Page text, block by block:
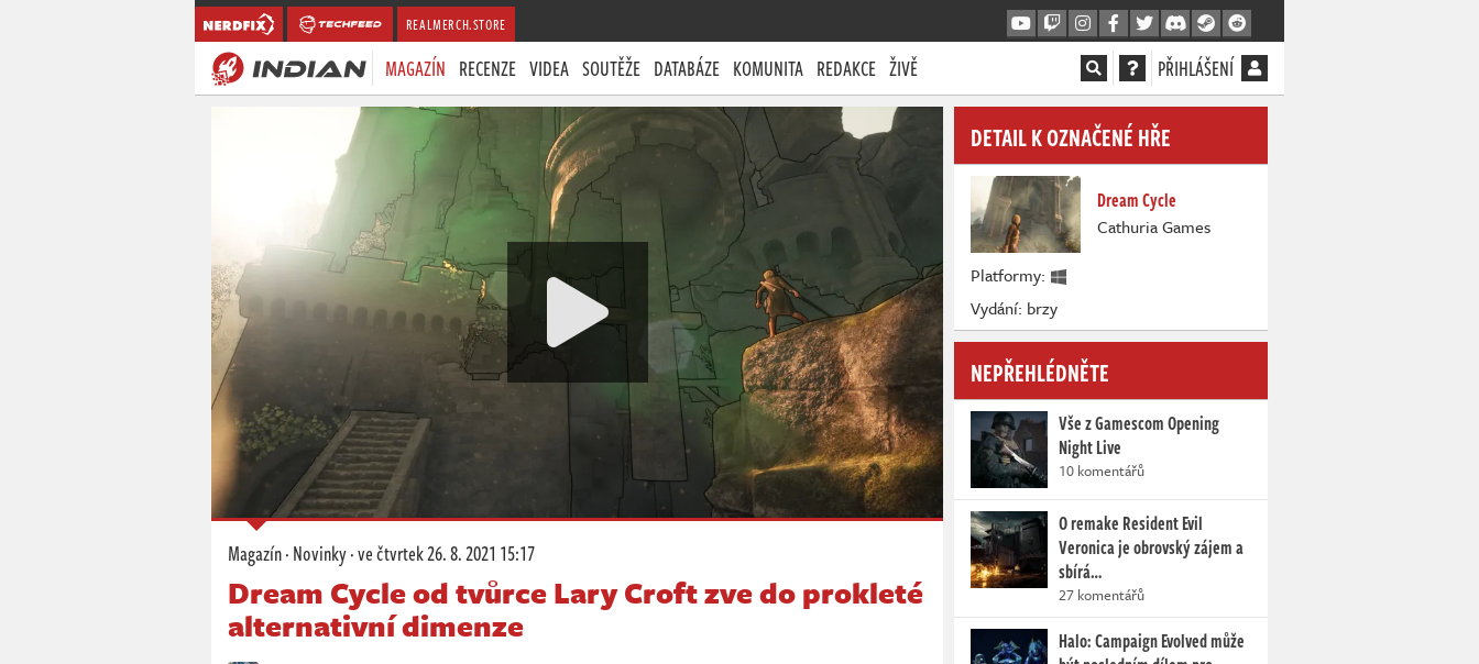
REALMERCH.STORE
MAGAZÍN RECENZE VIDEA SOUTĚŽE DATABÁZE KOMUNITA REDAKCE ŽIVĚ PŘIHLÁŠENÍ
Magazín·Novinky·ve čtvrtek26. 8. 2021 15:17
Dream Cycle od tvůrce Lary Croft zve do prokleté
alternativní dimenze
DETAIL K OZNAČENÉ HŘE
Dream Cycle
Cathuria Games
Platformy:
Vydání: brzy
NEPŘEHLÉDNĚTE
Vše z Gamescom Opening
Night Live
10 komentářů
O remake Resident Evil
Veronica je obrovský zájem a
sbírá…
27 komentářů
Halo: Campaign Evolved může